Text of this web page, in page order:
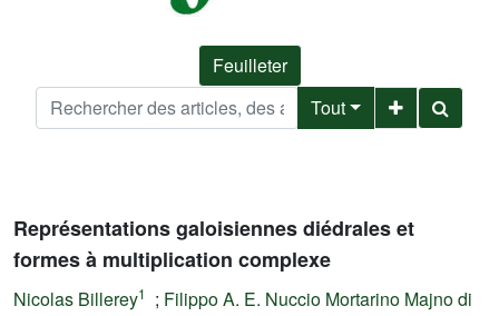
Feuilleter
Tout
Représentations galoisiennes diédrales et
formes à multiplication complexe
Nicolas Billerey1 ; Filippo A. E. Nuccio Mortarino Majno di